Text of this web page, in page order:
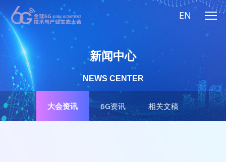
EN
大会资讯 6G资讯 相关文稿
新闻中心
NEWS CENTER